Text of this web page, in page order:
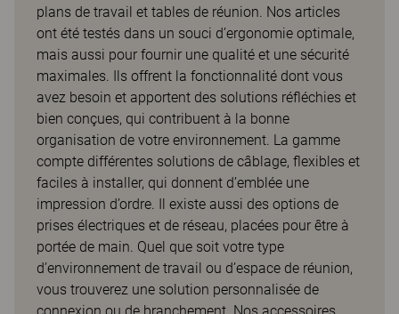
plans de travail et tables de réunion. Nos articles
ont été testés dans un souci d’ergonomie optimale,
mais aussi pour fournir une qualité et une sécurité
maximales. Ils offrent la fonctionnalité dont vous
avez besoin et apportent des solutions réfléchies et
bien conçues, qui contribuent à la bonne
organisation de votre environnement. La gamme
compte différentes solutions de câblage, flexibles et
faciles à installer, qui donnent d’emblée une
impression d’ordre. Il existe aussi des options de
prises électriques et de réseau, placées pour être à
portée de main. Quel que soit votre type
d’environnement de travail ou d’espace de réunion,
vous trouverez une solution personnalisée de